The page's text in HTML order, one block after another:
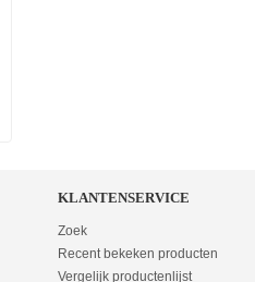
KLANTENSERVICE
Zoek
Recent bekeken producten
Vergelijk productenlijst